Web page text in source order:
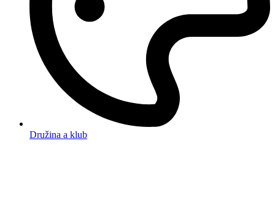
Družina a klub